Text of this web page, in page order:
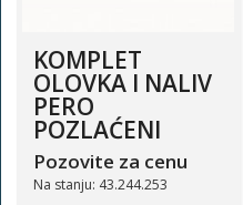
KOMPLET
OLOVKA I NALIV
PERO
POZLAĆENI
Pozovite za cenu
Na stanju: 43.244.253